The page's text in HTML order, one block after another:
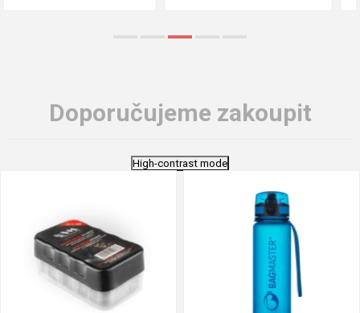
Doporučujeme zakoupit
High-contrast mode